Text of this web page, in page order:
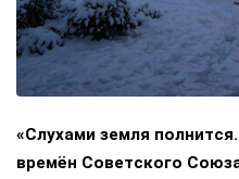
«Слухами земля
времён Советского